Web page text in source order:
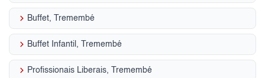
keyboard_arrow_right Buffet, Tremembé
keyboard_arrow_right Buffet Infantil, Tremembé
keyboard_arrow_right Profissionais Liberais, Tremembé